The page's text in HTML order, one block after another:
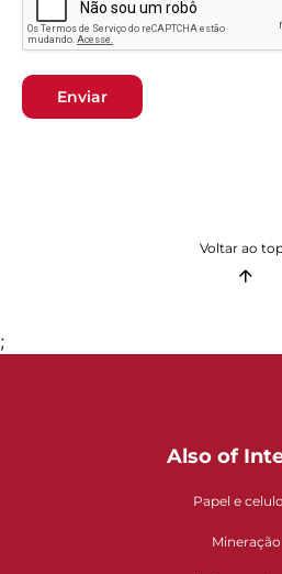
Enviar
Voltar ao
;
Also of
Papel e
Mineração